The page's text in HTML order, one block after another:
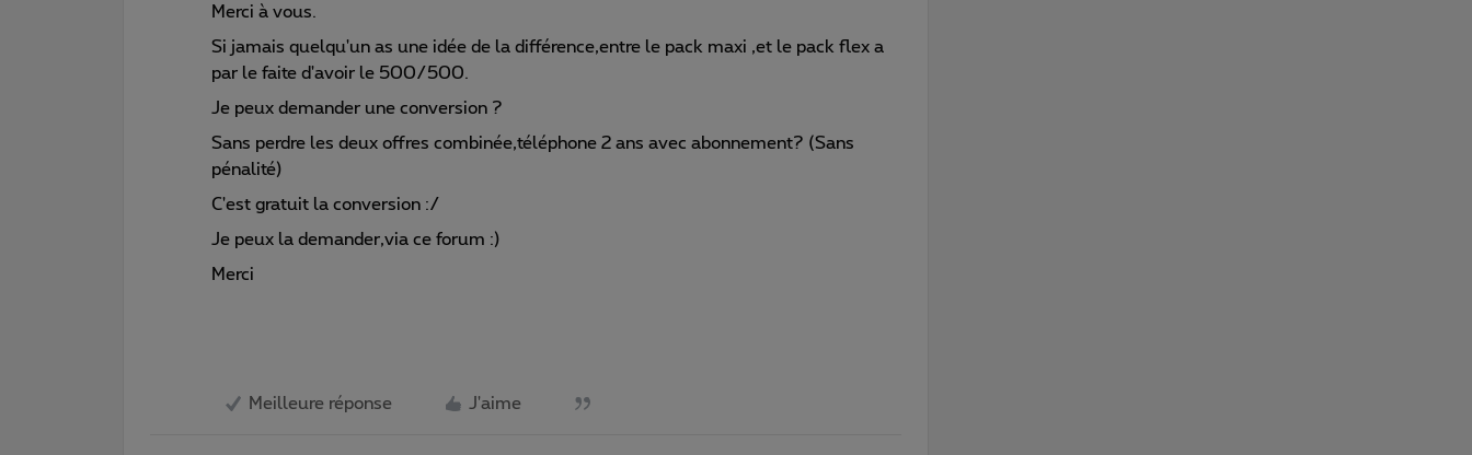
Merci à vous.
Si jamais quelqu'un as une idée de la différence,entre le pack maxi ,et le pack flex a
par le faite d'avoir le 500/500.
Je peux demander une conversion ?
Sans perdre les deux offres combinée,téléphone 2 ans avec abonnement? (Sans
pénalité)
C'est gratuit la conversion :/
Je peux la demander,via ce forum :)
Merci
Meilleure réponse J'aime